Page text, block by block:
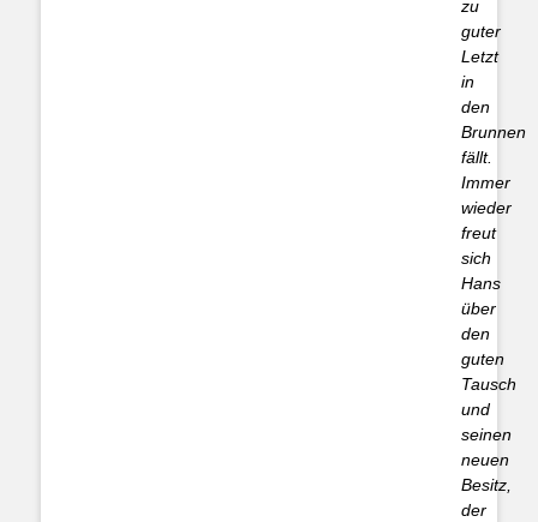
zu
guter
Letzt
in
den
Brunnen
fällt.
Immer
wieder
freut
sich
Hans
über
den
guten
Tausch
und
seinen
neuen
Besitz,
der